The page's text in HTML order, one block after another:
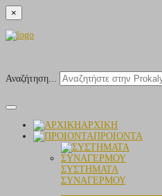
×
Αναζήτηση...
ΑΡΧΙΚΗ
ΠΡΟΙΟΝΤΑ
ΣΥΣΤΗΜΑΤΑ
ΣΥΝΑΓΕΡΜΟΥ